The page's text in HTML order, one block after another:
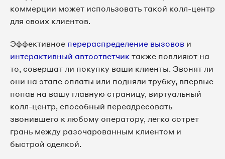
коммерции может использовать такой колл-центр
для своих клиентов.
Эффективное перераспределение вызовов и
интерактивный автоответчик также повлияют на
то, совершат ли покупку ваши клиенты. Звонят ли
они на этапе оплаты или подняли трубку, впервые
попав на вашу главную страницу, виртуальный
колл-центр, способный переадресовать
звонившего к любому оператору, легко сотрет
грань между разочарованным клиентом и
быстрой сделкой.